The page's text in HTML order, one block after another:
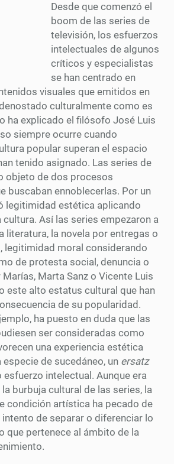
Desde que comenzó el
boom de las series de
televisión, los esfuerzos
intelectuales de algunos
críticos y especialistas
se han centrado en
visuales que emitidos en
culturalmente como es
ha explicado el filósofo José Luis
siempre ocurre cuando
popular superan el espacio
tenido asignado. Las series de
objeto de dos procesos
buscaban ennoblecerlas. Por un
legitimidad estética aplicando
cultura. Así las series empezaron a
literatura, la novela por entregas o
legitimidad moral considerando
de protesta social, denuncia o
Marta Sanz o Vicente Luis
este alto estatus cultural que han
de su popularidad.
ha puesto en duda que las
ser consideradas como
una experiencia estética
de sucedáneo, un ersatz
intelectual. Aunque era
burbuja cultural de las series, la
condición artística ha pecado de
de separar o diferenciar lo
que pertenece al ámbito de la